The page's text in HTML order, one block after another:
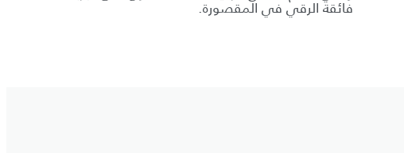
فائقة الرقي في المقصورة.